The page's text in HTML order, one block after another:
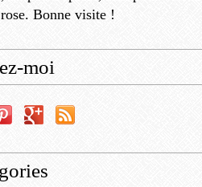
Bonne visite !
moi